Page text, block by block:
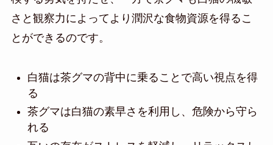
さと観察力によってより潤沢な食物資源を得るこ
とができるのです。
白猫は茶グマの背中に乗ることで高い視点を得
る
茶グマは白猫の素早さを利用し、危険から守ら
れる